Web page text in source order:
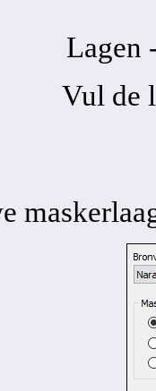
Lagen
Vul de